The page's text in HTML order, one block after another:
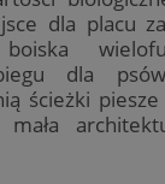
dla placu
dla
ścieżki